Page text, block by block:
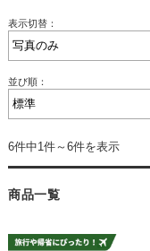
表示切替：
並び順：
6件中1件～6件を表示
商品一覧